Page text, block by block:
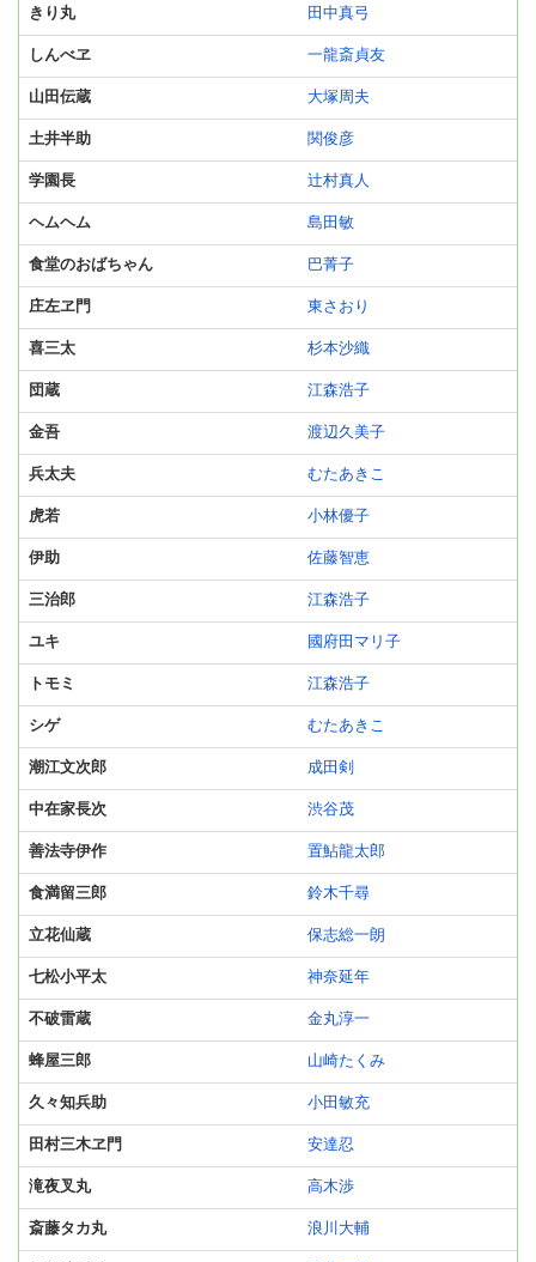
きり丸 田中真弓
しんべヱ 一龍斎貞友
山田伝蔵 大塚周夫
土井半助 関俊彦
学園長 辻村真人
ヘムヘム 島田敏
食堂のおばちゃん 巴菁子
庄左ヱ門 東さおり
喜三太 杉本沙織
団蔵 江森浩子
金吾 渡辺久美子
兵太夫 むたあきこ
虎若 小林優子
伊助 佐藤智恵
三治郎 江森浩子
ユキ 國府田マリ子
トモミ 江森浩子
シゲ むたあきこ
潮江文次郎 成田剣
中在家長次 渋谷茂
善法寺伊作 置鮎龍太郎
食満留三郎 鈴木千尋
立花仙蔵 保志総一朗
七松小平太 神奈延年
不破雷蔵 金丸淳一
蜂屋三郎 山崎たくみ
久々知兵助 小田敏充
田村三木ヱ門 安達忍
滝夜叉丸 高木渉
斎藤タカ丸 浪川大輔